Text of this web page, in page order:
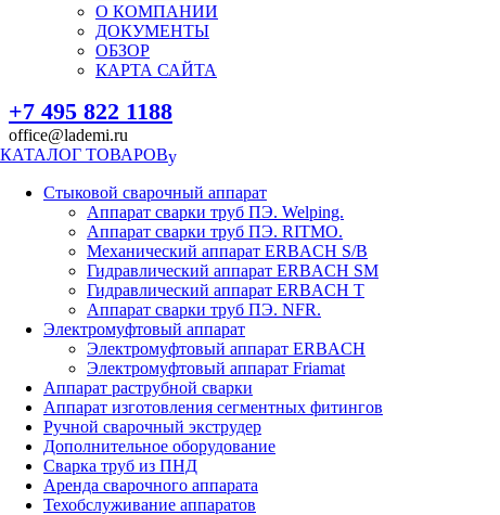
О КОМПАНИИ
ДОКУМЕНТЫ
ОБЗОР
КАРТА САЙТА
+7 495 822 1188
office@lademi.ru
КАТАЛОГ ТОВАРОВ
Стыковой сварочный аппарат
Аппарат сварки труб ПЭ. Welping.
Аппарат сварки труб ПЭ. RITMO.
Механический аппарат ERBACH S/B
Гидравлический аппарат ERBACH SM
Гидравлический аппарат ERBACH T
Аппарат сварки труб ПЭ. NFR.
Электромуфтовый аппарат
Электромуфтовый аппарат ERBACH
Электромуфтовый аппарат Friamat
Аппарат раструбной сварки
Аппарат изготовления сегментных фитингов
Ручной сварочный экструдер
Дополнительное оборудование
Сварка труб из ПНД
Аренда сварочного аппарата
Техобслуживание аппаратов